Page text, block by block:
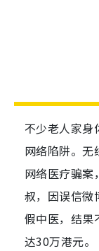
不少老人家身
网络陷阱。无
网络医疗骗案
叔，因误信
假中医，结果
达30万港元。